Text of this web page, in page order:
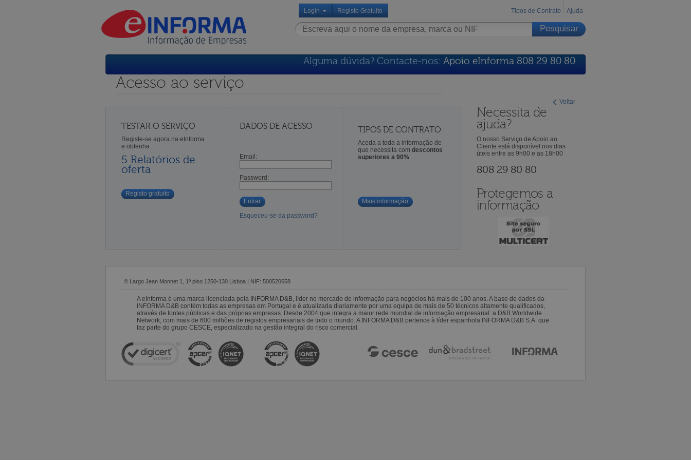
Login Registo Gratuito Tipos de Contrato Ajuda
Alguma dúvida? Contacte-nos: Apoio eInforma 808 29 80 80
Voltar
Acesso ao serviço
TESTAR O SERVIÇO
Registe-se agora na eInforma
e obtenha
5 Relatórios de
oferta
Registo gratuito
DADOS DE ACESSO
Email:
Password:
Entrar
Esqueceu-se da password?
TIPOS DE CONTRATO
Aceda a toda a informação de
que necessita comdescontos
superiores a 90%
Mais informação
Necessita de
ajuda?
O nosso Serviço de Apoio ao
Cliente está disponível nos dias
úteis entre as 9h00 e as 18h00
808 29 80 80
Protegemos a
informação
© Largo Jean Monnet 1, 1º piso 1250-130 Lisboa | NIF: 500520658
A eInforma é uma marca licenciada pela INFORMA D&B, líder no mercado de informação para negócios há mais de 100 anos. A base de dados da
INFORMA D&B contém todas as empresas em Portugal e é atualizada diariamente por uma equipa de mais de 50 técnicos altamente qualificados,
através de fontes públicas e das próprias empresas. Desde 2004 que integra a maior rede mundial de informação empresarial: a D&B Worldwide
Network, com mais de 600 milhões de registos empresariais de todo o mundo. A INFORMA D&B pertence à líder espanhola INFORMA D&B S.A. que
faz parte do grupo CESCE, especializado na gestão integral do risco comercial.